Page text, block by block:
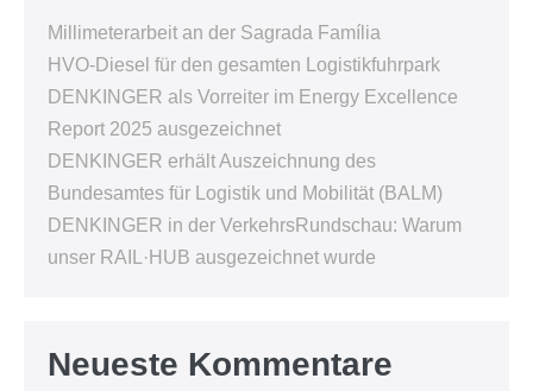
Millimeterarbeit an der Sagrada Família
HVO-Diesel für den gesamten Logistikfuhrpark
DENKINGER als Vorreiter im Energy Excellence
Report 2025 ausgezeichnet
DENKINGER erhält Auszeichnung des
Bundesamtes für Logistik und Mobilität (BALM)
DENKINGER in der VerkehrsRundschau: Warum
unser RAIL·HUB ausgezeichnet wurde
Neueste Kommentare